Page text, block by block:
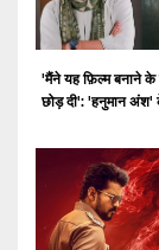
'मैंने यह फ़िल्म बनाने के
छोड़ दी': 'हनुमान अंश'